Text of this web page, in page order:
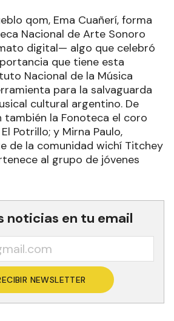
qom, Ema Cuañerí, forma
Nacional de Arte Sonoro
digital— algo que celebró
que tiene esta
Nacional de la Música
para la salvaguarda
cultural argentino. De
también la Fonoteca el coro
Potrillo; y Mirna Paulo,
de la comunidad wichí Titchey
al grupo de jóvenes
noticias en tu email
NEWSLETTER